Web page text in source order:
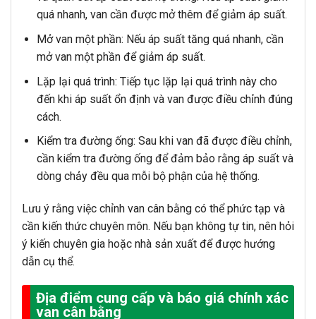
quá nhanh, van cần được mở thêm để giảm áp suất.
Mở van một phần: Nếu áp suất tăng quá nhanh, cần
mở van một phần để giảm áp suất.
Lặp lại quá trình: Tiếp tục lặp lại quá trình này cho
đến khi áp suất ổn định và van được điều chỉnh đúng
cách.
Kiểm tra đường ống: Sau khi van đã được điều chỉnh,
cần kiểm tra đường ống để đảm bảo rằng áp suất và
dòng chảy đều qua mỗi bộ phận của hệ thống.
Lưu ý rằng việc chỉnh van cân bằng có thể phức tạp và
cần kiến ​​thức chuyên môn. Nếu bạn không tự tin, nên hỏi
ý kiến ​​chuyên gia hoặc nhà sản xuất để được hướng
dẫn cụ thể.
Địa điểm cung cấp và báo giá chính xác
van cân bằng